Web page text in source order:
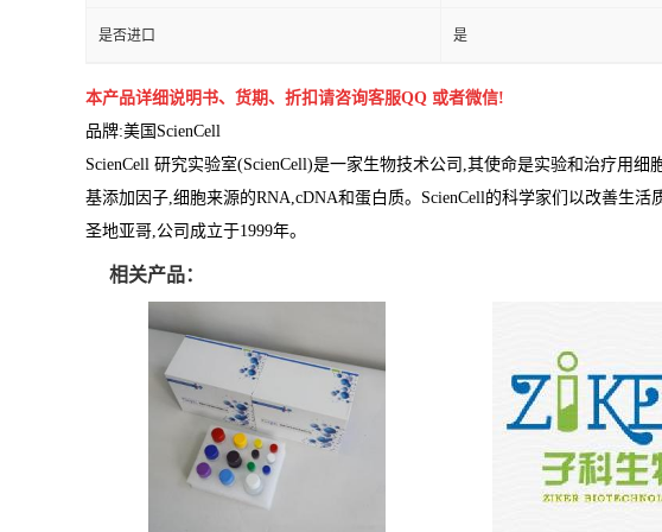
是否进口 是
本产品详细说明书、货期、折扣请咨询客服QQ 或者微信!
品牌:美国ScienCell
ScienCell 研究实验室(ScienCell)是一家生物技术公司,其使命是实验和治疗用
基添加因子,细胞来源的RNA,cDNA和蛋白质。ScienCell的科学家们以改善生
圣地亚哥,公司成立于1999年。
相关产品：